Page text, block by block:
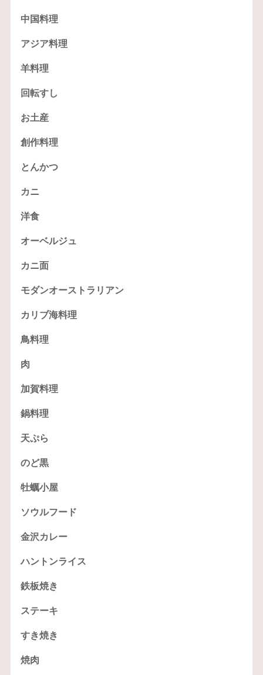
中国料理
アジア料理
羊料理
回転すし
お土産
創作料理
とんかつ
カニ
洋食
オーベルジュ
カニ面
モダンオーストラリアン
カリブ海料理
鳥料理
肉
加賀料理
鍋料理
天ぷら
のど黒
牡蠣小屋
ソウルフード
金沢カレー
ハントンライス
鉄板焼き
ステーキ
すき焼き
焼肉